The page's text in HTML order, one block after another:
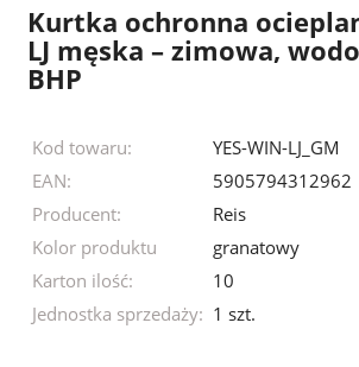
Kurtka ochronna
LJ męska – zimowa,
BHP
Kod towaru:
YES-WIN-LJ_GM
EAN:
5905794312962
Producent:
Reis
Kolor produktu
granatowy
Karton ilość:
10
Jednostka sprzedaży: 1 szt.